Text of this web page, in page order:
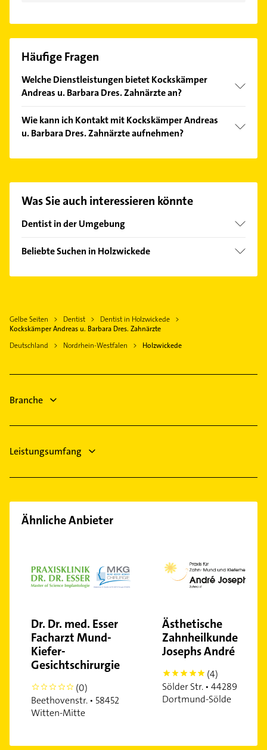
Häufige Fragen
Welche Dienstleistungen bietet Kockskämper
Andreas u. Barbara Dres. Zahnärzte an?
Kariesbehandlung und Zahnpflege.
Wie kann ich Kontakt mit Kockskämper Andreas
u. Barbara Dres. Zahnärzte aufnehmen?
auswählen. Hier finden Sie alleKontaktdaten
Was Sie auch interessieren könnte
Dentist in der Umgebung
Unna
Kamen
Bergkamen
Lünen
Bönen
Iserlohn
Beliebte Suchen in Holzwickede
Immobilien
Bauunternehmen
Logopädie
Bestatter
Gelbe Seiten Dentist
Dentist in Holzwickede
Kockskämper Andreas u. Barbara Dres. Zahnärzte
Deutschland
Nordrhein-Westfalen Holzwickede
Branche
Leistungsumfang
Ähnliche Anbieter
Dr. Dr. med. Esser
Facharzt Mund-
Kiefer-
Gesichtschirurgie
0
(0)
Beethovenstr. • 58452
Witten-Mitte
Ästhetische
Zahnheilkunde
Josephs André
5
(4)
Sölder Str. • 44289
Dortmund-Sölde